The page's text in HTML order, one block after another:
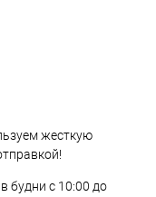
жесткую
будни с 10:00 до